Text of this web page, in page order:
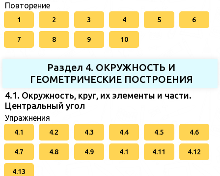
Повторение
1 2 3 4 5 6
7 8 9 10
Раздел 4. ОКРУЖНОСТЬ И
ГЕОМЕТРИЧЕСКИЕ ПОСТРОЕНИЯ
4.1. Окружность, круг, их элементы и части.
Центральный угол
Упражнения
4.1 4.2 4.3 4.4 4.5 4.6
4.7 4.8 4.9 4.1 4.11 4.12
4.13